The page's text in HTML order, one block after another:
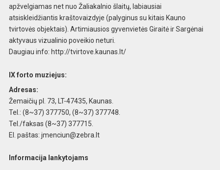
apžvelgiamas net nuo Žaliakalnio šlaitų, labiausiai
atsiskleidžiantis kraštovaizdyje (palyginus su kitais Kauno
tvirtovės objektais). Artimiausios gyvenvietės Giraitė ir Sargėnai
aktyvaus vizualinio poveikio neturi.
Daugiau info: http://tvirtove.kaunas.lt/
IX forto muziejus:
Adresas:
Žemaičių pl. 73, LT-47435, Kaunas.
Tel.: (8~37) 377750, (8~37) 377748.
Tel./faksas (8~37) 377715.
El. paštas: jmenciun@zebra.lt
Informacija lankytojams